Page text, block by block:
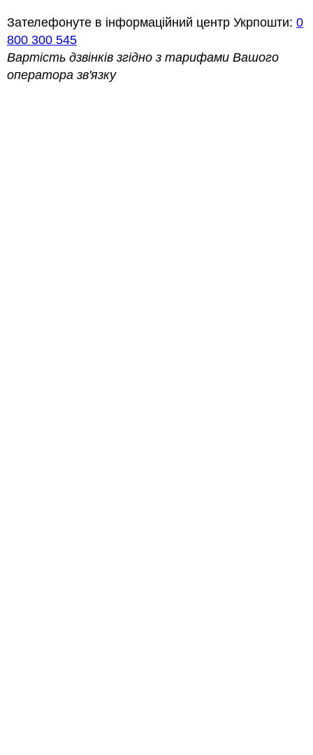
Зателефонуте в інформаційний центр Укрпошти: 0
800 300 545
Вартість дзвінків згідно з тарифами Вашого
оператора зв'язку